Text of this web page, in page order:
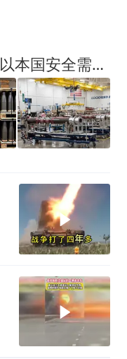
人不为己天诛地灭！芬兰以本国安全需求为由，拒绝乌克兰援助请求